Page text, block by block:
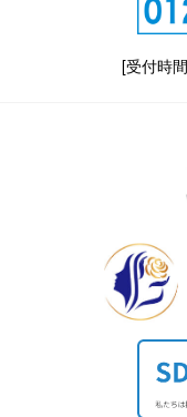
[受付時